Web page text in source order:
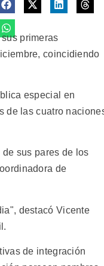
primeras
coincidiendo
especial en
de las cuatro
sus pares de los
de
destacó Vicente
de integración